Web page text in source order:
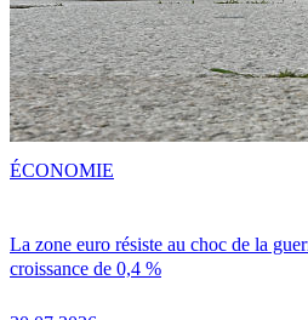
La zone euro résiste au choc de la
croissance de 0,4 %
ÉCONOMIE